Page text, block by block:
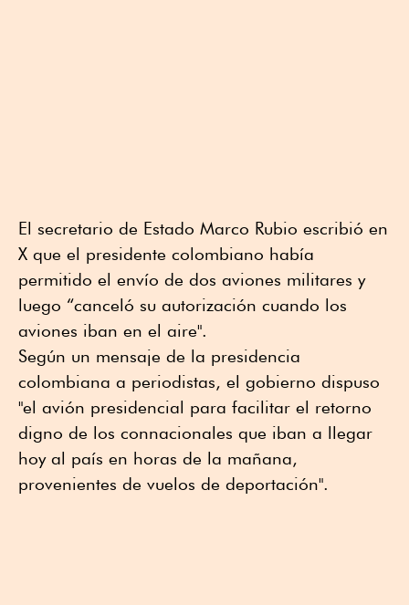
El secretario de Estado Marco Rubio escribió en
X que el presidente colombiano había
permitido el envío de dos aviones militares y
luego “canceló su autorización cuando los
aviones iban en el aire".
Según un mensaje de la presidencia
colombiana a periodistas, el gobierno dispuso
"el avión presidencial para facilitar el retorno
digno de los connacionales que iban a llegar
hoy al país en horas de la mañana,
provenientes de vuelos de deportación".